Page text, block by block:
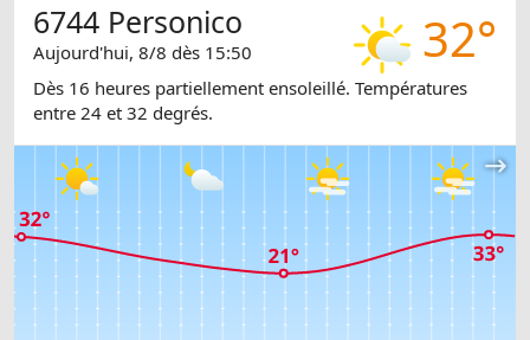
32°
6744 Personico
Aujourd'hui, 8/8 dès 15:50
Dès 16 heures partiellement ensoleillé. Températures
entre 24 et 32 degrés.